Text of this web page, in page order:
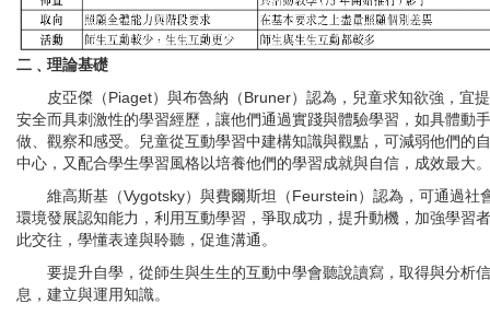
二﹑理論基礎
皮亞傑（Piaget）與布魯納（Bruner）認為，兒童求知欲強，宜
安全而具刺激性的學習經歷，讓他們通過實踐與體驗學習，如具體動手
做、觀察和感受。兒童從互動學習中建構知識與觀點，可減弱他們的
中心，又配合學生學習風格以培養他們的學習成就與自信，成效最大。
維高斯基（Vygotsky）與費爾斯坦（Feurstein）認為，可通過社
環境發展認知能力，利用互動學習，爭取成功，提升動機，加強學習
此交往，學懂表達與聆聽，促進溝通。
要提升自學，從師生與生生的互動中學會聽說讀寫，取得與分析信
息，建立與運用知識。